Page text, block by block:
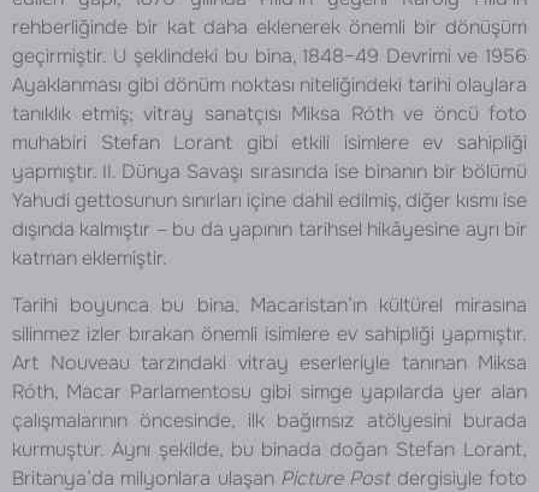
rehberliğinde bir kat daha eklenerek önemli bir dönüşüm
geçirmiştir. U şeklindeki bu bina, 1848–49 Devrimi ve 1956
Ayaklanması gibi dönüm noktası niteliğindeki tarihi olaylara
tanıklık etmiş; vitray sanatçısı Miksa Róth ve öncü foto
muhabiri Stefan Lorant gibi etkili isimlere ev sahipliği
yapmıştır. II. Dünya Savaşı sırasında ise binanın bir bölümü
Yahudi gettosunun sınırları içine dahil edilmiş, diğer kısmı ise
dışında kalmıştır – bu da yapının tarihsel hikâyesine ayrı bir
katman eklemiştir.
Tarihi boyunca bu bina, Macaristan’ın kültürel mirasına
silinmez izler bırakan önemli isimlere ev sahipliği yapmıştır.
Art Nouveau tarzındaki vitray eserleriyle tanınan Miksa
Róth, Macar Parlamentosu gibi simge yapılarda yer alan
çalışmalarının öncesinde, ilk bağımsız atölyesini burada
kurmuştur. Aynı şekilde, bu binada doğan Stefan Lorant,
Britanya’da milyonlara ulaşan Picture Postdergisiyle foto